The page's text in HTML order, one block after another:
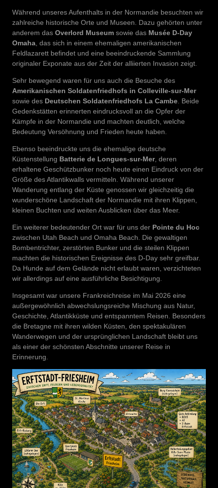
Während unseres Aufenthalts in der Normandie besuchten wir
zahlreiche historische Orte und Museen. Dazu gehörten unter
anderem das Overlord Museum sowie das Musée D-Day
Omaha , das sich in einem ehemaligen amerikanischen
Feldlazarett befindet und eine beeindruckende Sammlung
originaler Exponate aus der Zeit der alliierten Invasion zeigt.
Sehr bewegend waren für uns auch die Besuche des
Amerikanischen Soldatenfriedhofs in Colleville-sur-Mer
sowie des Deutschen Soldatenfriedhofs La Cambe . Beide
Gedenkstätten erinnerten eindrucksvoll an die Opfer der
Kämpfe in der Normandie und machten deutlich, welche
Bedeutung Versöhnung und Frieden heute haben.
Ebenso beeindruckte uns die ehemalige deutsche
Küstenstellung Batterie de Longues-sur-Mer, deren
erhaltene Geschützbunker noch heute einen Eindruck von der
Größe des Atlantikwalls vermitteln. Während unserer
Wanderung entlang der Küste genossen wir gleichzeitig die
wunderschöne Landschaft der Normandie mit ihren Klippen,
kleinen Buchten und weiten Ausblicken über das Meer.
Ein weiterer bedeutender Ort war für uns der Pointe du Hoc
zwischen Utah Beach und Omaha Beach. Die gewaltigen
Bombentrichter, zerstörten Bunker und die steilen Klippen
machten die historischen Ereignisse des D-Day sehr greifbar.
Da Hunde auf dem Gelände nicht erlaubt waren, verzichteten
wir allerdings auf eine ausführliche Besichtigung.
Insgesamt war unsere Frankreichreise im Mai 2026 eine
außergewöhnlich abwechslungsreiche Mischung aus Natur,
Geschichte, Atlantikküste und entspanntem Reisen. Besonders
die Bretagne mit ihren wilden Küsten, den spektakulären
Wanderwegen und der ursprünglichen Landschaft bleibt uns
als einer der schönsten Abschnitte unserer Reise in
Erinnerung.